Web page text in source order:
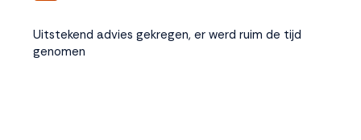
Uitstekend advies gekregen, er werd ruim de tijd
genomen